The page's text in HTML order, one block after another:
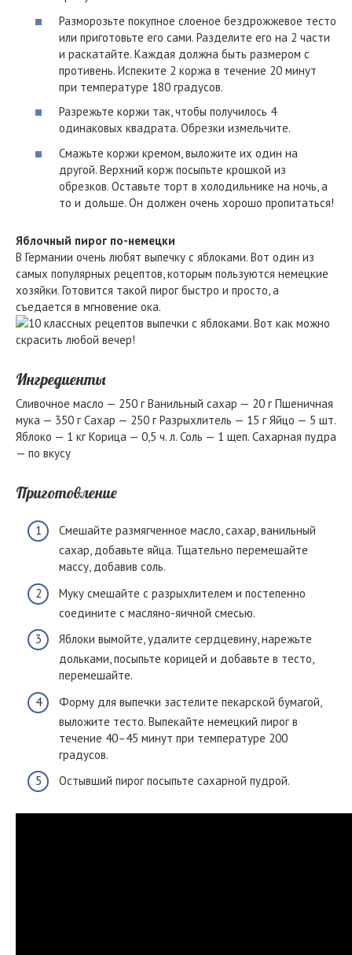
Разморозьте покупное слоеное бездрожжевое тесто
или приготовьте его сами. Разделите его на 2 части
и раскатайте. Каждая должна быть размером с
противень. Испеките 2 коржа в течение 20 минут
при температуре 180 градусов.
Разрежьте коржи так, чтобы получилось 4
одинаковых квадрата. Обрезки измельчите.
Смажьте коржи кремом, выложите их один на
другой. Верхний корж посыпьте крошкой из
обрезков. Оставьте торт в холодильнике на ночь, а
то и дольше. Он должен очень хорошо пропитаться!
Яблочный пирог по-немецки
В Германии очень любят выпечку с яблоками. Вот один из
самых популярных рецептов, которым пользуются немецкие
хозяйки. Готовится такой пирог быстро и просто, а
съедается в мгновение ока.
Ингредиенты
Сливочное масло — 250 г Ванильный сахар — 20 г Пшеничная
мука — 350 г Сахар — 250 г Разрыхлитель — 15 г Яйцо — 5 шт.
Яблоко — 1 кг Корица — 0,5 ч. л. Соль — 1 щеп. Сахарная пудра
— по вкусу
Приготовление
Смешайте размягченное масло, сахар, ванильный
сахар, добавьте яйца. Тщательно перемешайте
массу, добавив соль.
Муку смешайте с разрыхлителем и постепенно
соедините с масляно-яичной смесью.
Яблоки вымойте, удалите сердцевину, нарежьте
дольками, посыпьте корицей и добавьте в тесто,
перемешайте.
Форму для выпечки застелите пекарской бумагой,
выложите тесто. Выпекайте немецкий пирог в
течение 40–45 минут при температуре 200
градусов.
Остывший пирог посыпьте сахарной пудрой.